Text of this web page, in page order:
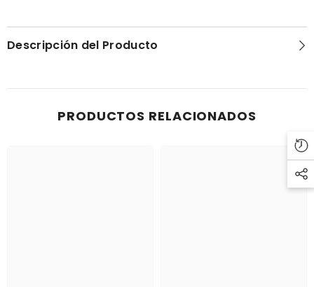
Descripción del Producto
PRODUCTOS RELACIONADOS